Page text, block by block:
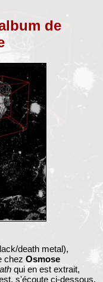
de
death metal),
chez Osmose
qui en est extrait,
s'écoute ci-dessous.